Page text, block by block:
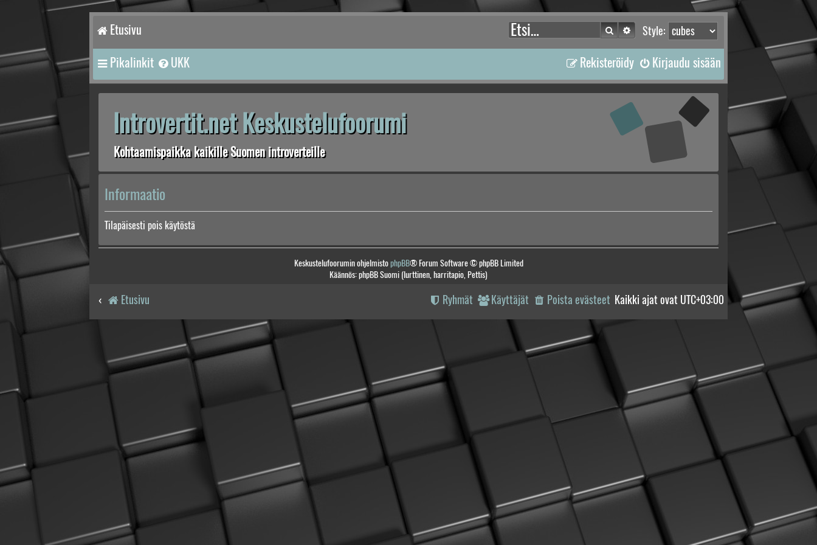
Etusivu Style:
Etsi Tarkennettu haku
Pikalinkit UKK Kirjaudu sisään
Rekisteröidy
Introvertit.net Keskustelufoorumi
Kohtaamispaikka kaikille Suomen introverteille
Informaatio
Tilapäisesti pois käytöstä
Keskustelufoorumin ohjelmistophpBB® Forum Software © phpBB Limited
Käännös: phpBB Suomi (lurttinen, harritapio, Pettis)
Etusivu Kaikki ajat ovat UTC+03:00
Poista evästeet
Käyttäjät
Ryhmät